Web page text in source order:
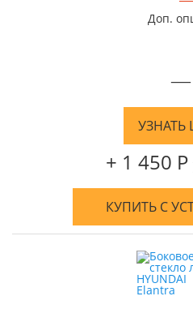
Доп.
—
УЗНАТЬ
+ 1 450 Р
КУПИТЬ С